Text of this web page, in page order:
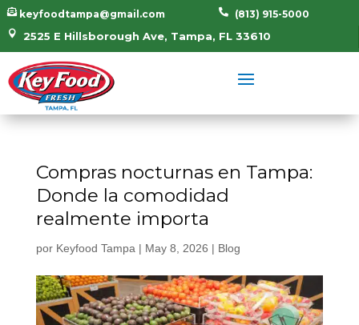
 (813) 915-5000
 keyfoodtampa@gmail.com
 2525 E Hillsborough Ave, Tampa, FL 33610
Compras nocturnas en Tampa:
Donde la comodidad
realmente importa
por Keyfood Tampa | May 8, 2026 | Blog